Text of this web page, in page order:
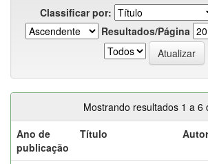
Classificar por:
Resultados/Página
Mostrando resultados 1 a 6
Ano de
publicação
Título